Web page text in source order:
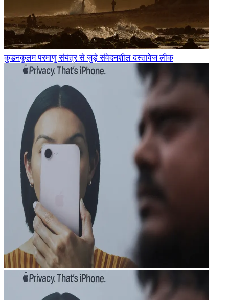
कुडनकुलम परमाणु संयंत्र से जुड़े संवेदनशील दस्तावेज लीक